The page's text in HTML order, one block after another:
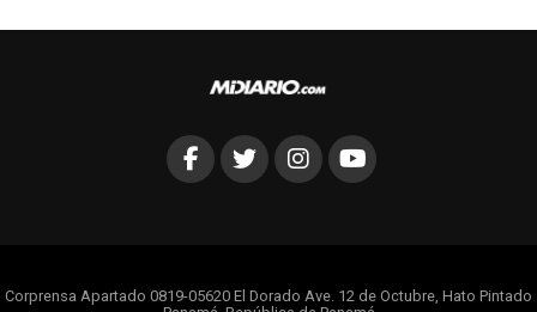
Corprensa Apartado 0819-05620 El Dorado Ave. 12 de Octubre, Hato Pintado